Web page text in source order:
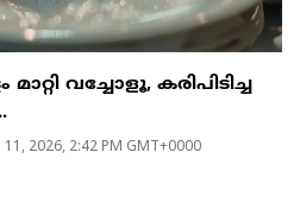
വച്ചോളൂ, കരിപിടിച്ച
11, 2026, 2:42 PM GMT+0000